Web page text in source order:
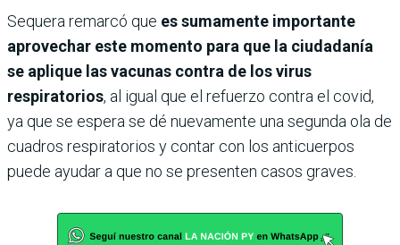
Sequera remarcó que es sumamente importante
aprovechar este momento para que la ciudadanía
se aplique las vacunas contra de los virus
respiratorios, al igual que el refuerzo contra el covid,
ya que se espera se dé nuevamente una segunda ola de
cuadros respiratorios y contar con los anticuerpos
puede ayudar a que no se presenten casos graves.